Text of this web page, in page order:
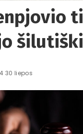
30 liepos